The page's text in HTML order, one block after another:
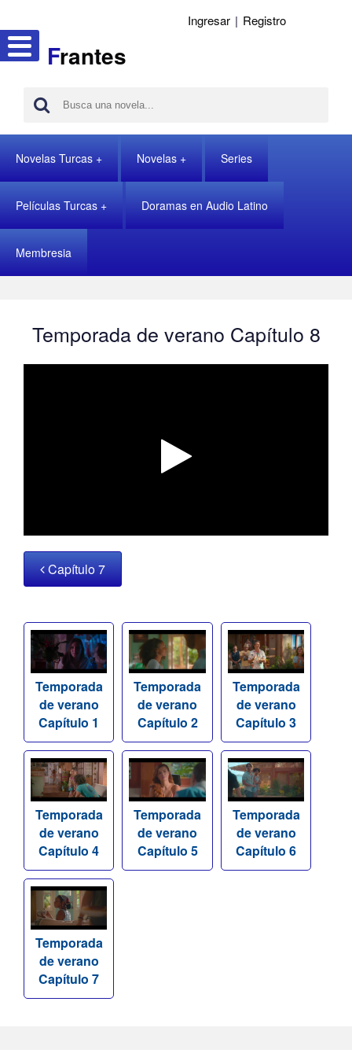
Frantes
Ingresar | Registro
Novelas Turcas Novelas Series
Películas Turcas Doramas en Audio Latino
Membresia
Temporada de verano Capítulo 8
Capítulo 7
Temporada
de verano
Capítulo 1
Temporada
de verano
Capítulo 2
Temporada
de verano
Capítulo 3
Temporada
de verano
Capítulo 4
Temporada
de verano
Capítulo 5
Temporada
de verano
Capítulo 6
Temporada
de verano
Capítulo 7